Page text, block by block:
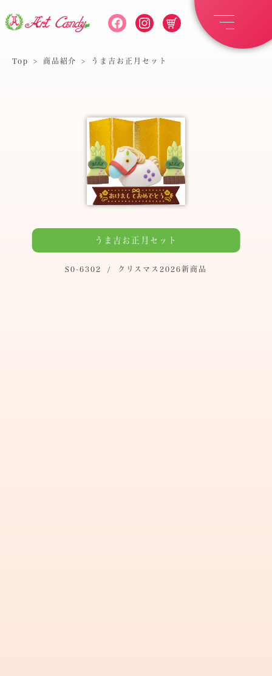
Top > 商品紹介 > うま吉お正月セット
うま吉お正月セット
S0-6302 / クリスマス2026新商品